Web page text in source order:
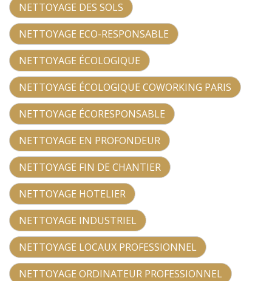
NETTOYAGE DES SOLS
NETTOYAGE ECO-RESPONSABLE
NETTOYAGE ÉCOLOGIQUE
NETTOYAGE ÉCOLOGIQUE COWORKING PARIS
NETTOYAGE ÉCORESPONSABLE
NETTOYAGE EN PROFONDEUR
NETTOYAGE FIN DE CHANTIER
NETTOYAGE HOTELIER
NETTOYAGE INDUSTRIEL
NETTOYAGE LOCAUX PROFESSIONNEL
NETTOYAGE ORDINATEUR PROFESSIONNEL